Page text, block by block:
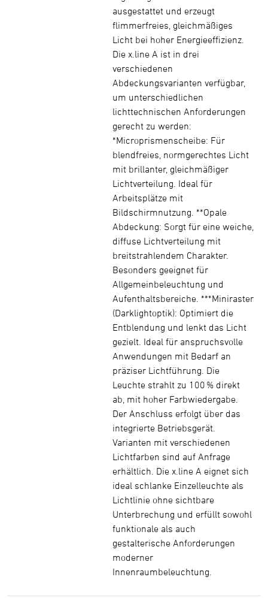
ausgestattet und erzeugt
flimmerfreies, gleichmäßiges
Licht bei hoher Energieeffizienz.
Die x.line A ist in drei
verschiedenen
Abdeckungsvarianten verfügbar,
um unterschiedlichen
lichttechnischen Anforderungen
gerecht zu werden:
*Microprismenscheibe: Für
blendfreies, normgerechtes Licht
mit brillanter, gleichmäßiger
Lichtverteilung. Ideal für
Arbeitsplätze mit
Bildschirmnutzung. **Opale
Abdeckung: Sorgt für eine weiche,
diffuse Lichtverteilung mit
breitstrahlendem Charakter.
Besonders geeignet für
Allgemeinbeleuchtung und
Aufenthaltsbereiche. ***Miniraster
(Darklightoptik): Optimiert die
Entblendung und lenkt das Licht
gezielt. Ideal für anspruchsvolle
Anwendungen mit Bedarf an
präziser Lichtführung. Die
Leuchte strahlt zu 100 % direkt
ab, mit hoher Farbwiedergabe.
Der Anschluss erfolgt über das
integrierte Betriebsgerät.
Varianten mit verschiedenen
Lichtfarben sind auf Anfrage
erhältlich. Die x.line A eignet sich
ideal schlanke Einzelleuchte als
Lichtlinie ohne sichtbare
Unterbrechung und erfüllt sowohl
funktionale als auch
gestalterische Anforderungen
moderner
Innenraumbeleuchtung.